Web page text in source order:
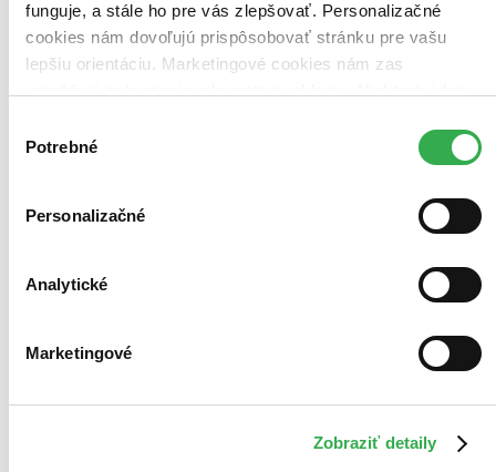
funguje, a stále ho pre vás zlepšovať. Personalizačné
cookies nám dovoľujú prispôsobovať stránku pre vašu
lepšiu orientáciu. Marketingové cookies nám zas
keby sme mohli používať všetky tieto cookies. Ďakujeme!
súhlasu
Potrebné
Personalizačné
Analytické
Marketingové
Zobraziť detaily